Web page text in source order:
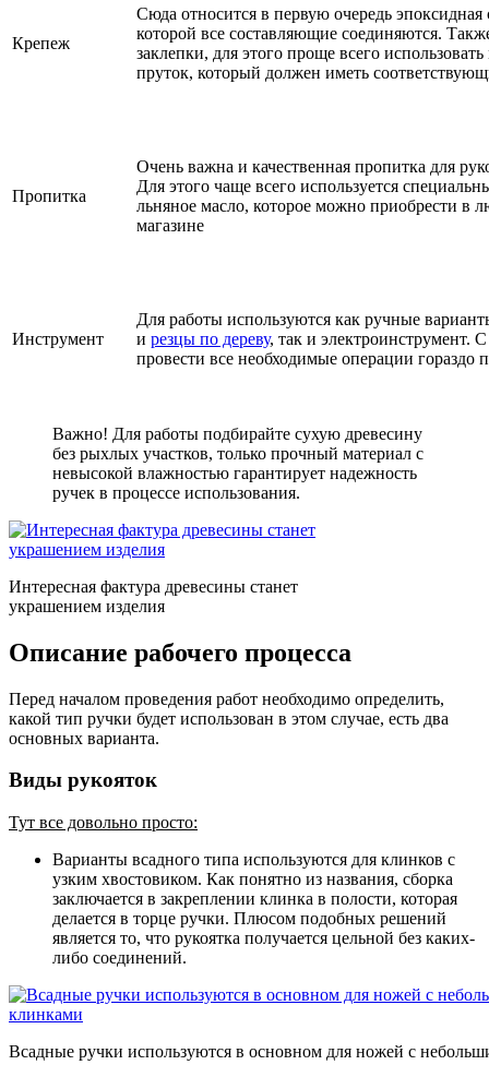
Крепеж
Сюда относится в первую очередь
которой все составляющие соединяются.
заклепки, для этого проще всего
пруток, который должен иметь
Пропитка
Очень важна и качественная пропитка для
Для этого чаще всего используется
льняное масло, которое можно приобрести в
магазине
Инструмент
Для работы используются как ручные
и резцы по дереву, так и
провести все необходимые операции гораздо
Важно! Для работы подбирайте сухую древесину
без рыхлых участков, только прочный материал с
невысокой влажностью гарантирует надежность
ручек в процессе использования.
Интересная фактура древесины станет
украшением изделия
Описание рабочего процесса
Перед началом проведения работ необходимо определить,
какой тип ручки будет использован в этом случае, есть два
основных варианта.
Виды рукояток
Тут все довольно просто:
Варианты всадного типа используются для клинков с
узким хвостовиком. Как понятно из названия, сборка
заключается в закреплении клинка в полости, которая
делается в торце ручки. Плюсом подобных решений
является то, что рукоятка получается цельной без каких-
либо соединений.
Всадные ручки используются в основном для ножей с